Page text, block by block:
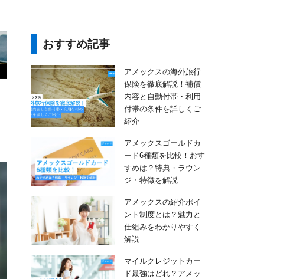
おすすめ記事
アメックスの海外旅行
保険を徹底解説！補償
内容と自動付帯・利用
付帯の条件を詳しくご
紹介
アメックスゴールドカ
ード6種類を比較！おす
すめは？特典・ラウン
ジ・特徴を解説
アメックスの紹介ポイ
ント制度とは？魅力と
仕組みをわかりやすく
解説
マイルクレジットカー
ド最強はどれ？アメッ